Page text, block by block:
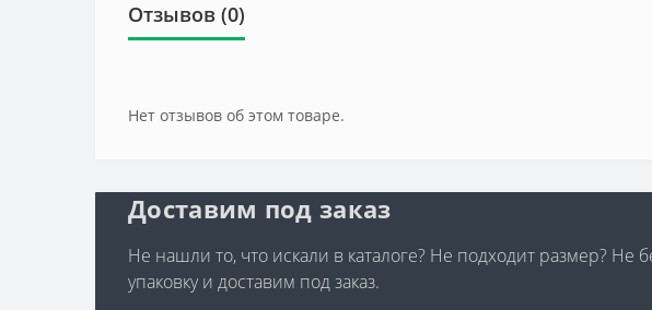
Отзывов (0)
Нет отзывов об этом товаре.
Доставим под заказ
Не нашли то, что искали в каталоге? Не подходит размер?
упаковку и доставим под заказ.